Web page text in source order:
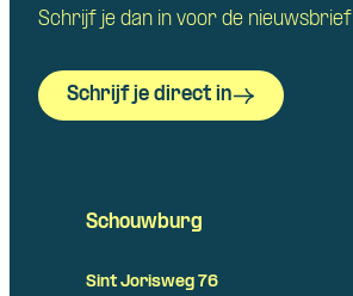
Schrijf je dan in voor de nieuwsbrief
Schrijf je direct in
Schouwburg
Sint Jorisweg 76